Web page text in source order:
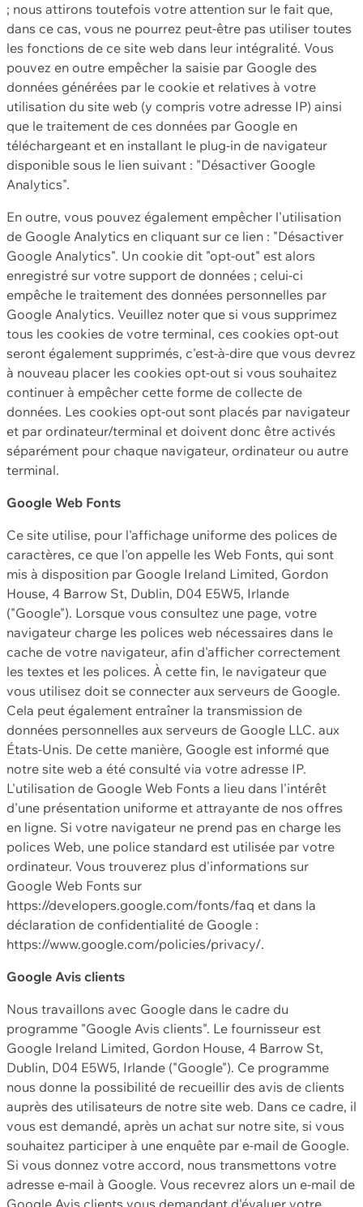
; nous attirons toutefois votre attention sur le fait que,
dans ce cas, vous ne pourrez peut-être pas utiliser toutes
les fonctions de ce site web dans leur intégralité. Vous
pouvez en outre empêcher la saisie par Google des
données générées par le cookie et relatives à votre
utilisation du site web (y compris votre adresse IP) ainsi
que le traitement de ces données par Google en
téléchargeant et en installant le plug-in de navigateur
disponible sous le lien suivant : "Désactiver Google
Analytics".
En outre, vous pouvez également empêcher l'utilisation
de Google Analytics en cliquant sur ce lien : "Désactiver
Google Analytics". Un cookie dit "opt-out" est alors
enregistré sur votre support de données ; celui-ci
empêche le traitement des données personnelles par
Google Analytics. Veuillez noter que si vous supprimez
tous les cookies de votre terminal, ces cookies opt-out
seront également supprimés, c'est-à-dire que vous devrez
à nouveau placer les cookies opt-out si vous souhaitez
continuer à empêcher cette forme de collecte de
données. Les cookies opt-out sont placés par navigateur
et par ordinateur/terminal et doivent donc être activés
séparément pour chaque navigateur, ordinateur ou autre
terminal.
Google Web Fonts
Ce site utilise, pour l'affichage uniforme des polices de
caractères, ce que l'on appelle les Web Fonts, qui sont
mis à disposition par Google Ireland Limited, Gordon
House, 4 Barrow St, Dublin, D04 E5W5, Irlande
("Google"). Lorsque vous consultez une page, votre
navigateur charge les polices web nécessaires dans le
cache de votre navigateur, afin d'afficher correctement
les textes et les polices. À cette fin, le navigateur que
vous utilisez doit se connecter aux serveurs de Google.
Cela peut également entraîner la transmission de
données personnelles aux serveurs de Google LLC. aux
États-Unis. De cette manière, Google est informé que
notre site web a été consulté via votre adresse IP.
L'utilisation de Google Web Fonts a lieu dans l'intérêt
d'une présentation uniforme et attrayante de nos offres
en ligne. Si votre navigateur ne prend pas en charge les
polices Web, une police standard est utilisée par votre
ordinateur. Vous trouverez plus d'informations sur
Google Web Fonts sur
https://developers.google.com/fonts/faq et dans la
déclaration de confidentialité de Google :
https://www.google.com/policies/privacy/.
Google Avis clients
Nous travaillons avec Google dans le cadre du
programme "Google Avis clients". Le fournisseur est
Google Ireland Limited, Gordon House, 4 Barrow St,
Dublin, D04 E5W5, Irlande ("Google"). Ce programme
nous donne la possibilité de recueillir des avis de clients
auprès des utilisateurs de notre site web. Dans ce cadre, il
vous est demandé, après un achat sur notre site, si vous
souhaitez participer à une enquête par e-mail de Google.
Si vous donnez votre accord, nous transmettons votre
adresse e-mail à Google. Vous recevrez alors un e-mail de